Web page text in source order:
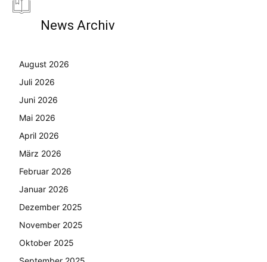
News Archiv
August 2026
Juli 2026
Juni 2026
Mai 2026
April 2026
März 2026
Februar 2026
Januar 2026
Dezember 2025
November 2025
Oktober 2025